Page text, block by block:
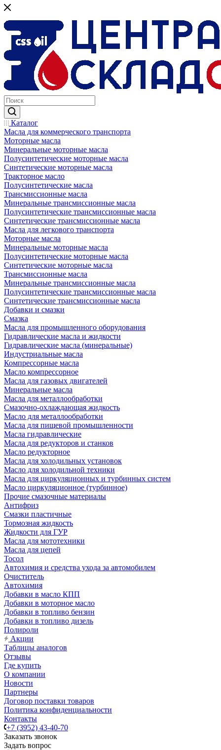
Каталог
Масла для коммерческого транспорта
Моторные масла
Минеральные моторные масла
Полусинтетические моторные масла
Синтетические моторные масла
Тракторное масло
Полусинтетические масла
Трансмиссионные масла
Минеральные трансмиссионные масла
Полусинтетические трансмиссионные масла
Синтетические трансмиссионные масла
Масла для легкового транспорта
Моторные масла
Минеральные моторные масла
Полусинтетические моторные масла
Синтетические моторные масла
Трансмиссионные масла
Минеральные трансмиссионные масла
Полусинтетические трансмиссионные масла
Синтетические трансмиссионные масла
Добавки и смазки
Смазка
Масла для промышленного оборудования
Гидравлические масла и жидкости
Гидравлические масла (минеральные)
Индустриальные масла
Компрессорные масла
Масло компрессорное
Масла для газовых двигателей
Минеральные масла
Масла для металлообработки
Смазочно-охлаждающая жидкость
Масло для металлообработки
Масла для пищевой промышленности
Масла гидравлические
Масла для редукторов и станков
Масло редукторное
Масла для холодильных установок
Масло для холодильной техники
Масла для циркуляционных и турбинных систем
Масло циркуляционное (турбинное)
Прочие смазочные материалы
Антифриз
Смазки пластичные
Тормозная жидкость
Жидкости для ГУР
Масла для мототехники
Масла для цепей
Тосол
Автохимия и средства ухода за автомобилем
Очиститель
Автохимия
Добавки в масло КПП
Добавки в моторное масло
Добавки в топливо бензин
Добавки в топливо дизель
Полироли
Акции
Таблицы аналогов
Отзывы
Где купить
О компании
Новости
Партнеры
Договор поставки товаров
Политика конфиденциальности
Контакты
+7 (3952) 43-40-70
Заказать звонок
Задать вопрос